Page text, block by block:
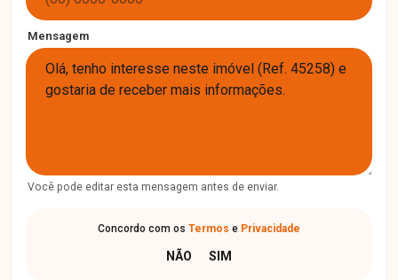
Mensagem
Você pode editar esta mensagem antes de enviar.
Concordo com os Termos e Privacidade